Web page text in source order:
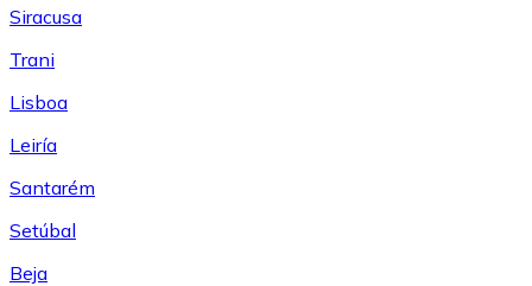
Siracusa
Trani
Lisboa
Leiría
Santarém
Setúbal
Beja